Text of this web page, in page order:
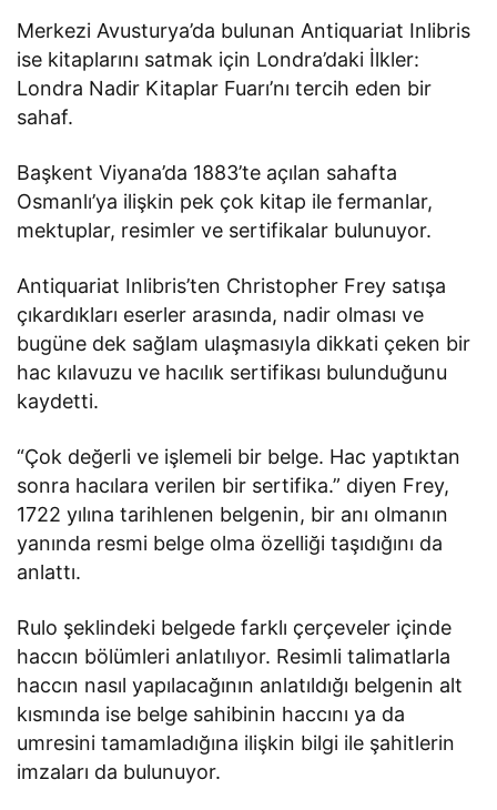
Merkezi Avusturya’da bulunan Antiquariat Inlibris
ise kitaplarını satmak için Londra’daki İlkler:
Londra Nadir Kitaplar Fuarı’nı tercih eden bir
sahaf.
Başkent Viyana’da 1883’te açılan sahafta
Osmanlı’ya ilişkin pek çok kitap ile fermanlar,
mektuplar, resimler ve sertifikalar bulunuyor.
Antiquariat Inlibris’ten Christopher Frey satışa
çıkardıkları eserler arasında, nadir olması ve
bugüne dek sağlam ulaşmasıyla dikkati çeken bir
hac kılavuzu ve hacılık sertifikası bulunduğunu
kaydetti.
“Çok değerli ve işlemeli bir belge. Hac yaptıktan
sonra hacılara verilen bir sertifika.” diyen Frey,
1722 yılına tarihlenen belgenin, bir anı olmanın
yanında resmi belge olma özelliği taşıdığını da
anlattı.
Rulo şeklindeki belgede farklı çerçeveler içinde
haccın bölümleri anlatılıyor. Resimli talimatlarla
haccın nasıl yapılacağının anlatıldığı belgenin alt
kısmında ise belge sahibinin haccını ya da
umresini tamamladığına ilişkin bilgi ile şahitlerin
imzaları da bulunuyor.